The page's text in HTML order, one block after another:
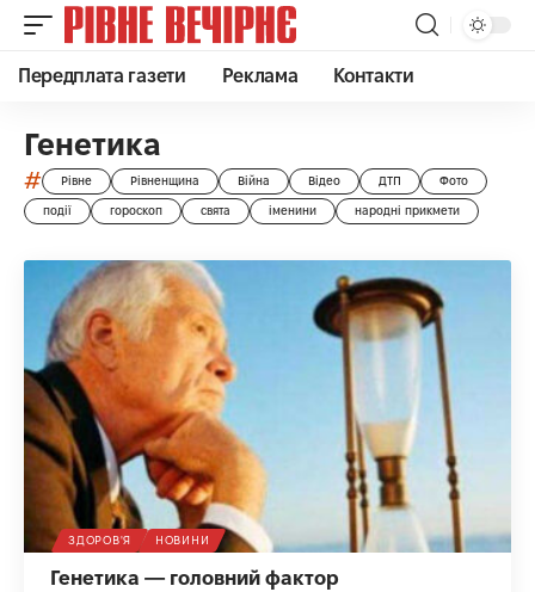
Передплата газети Реклама Контакти
Генетика
# Рівне Рівненщина Війна Відео ДТП Фото
події гороскоп свята іменини народні прикмети
ЗДОРОВ'Я НОВИНИ
Генетика — головний фактор